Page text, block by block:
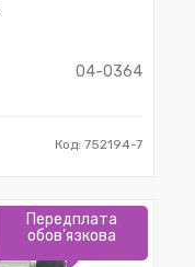
04-0364
Код: 752194-7
Передплата
обов'язкова